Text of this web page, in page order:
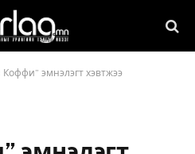
Коффи” эмнэлэгт хэвтжээ